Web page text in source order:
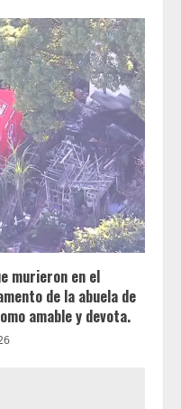
murieron en el
de la abuela de
amable y devota.